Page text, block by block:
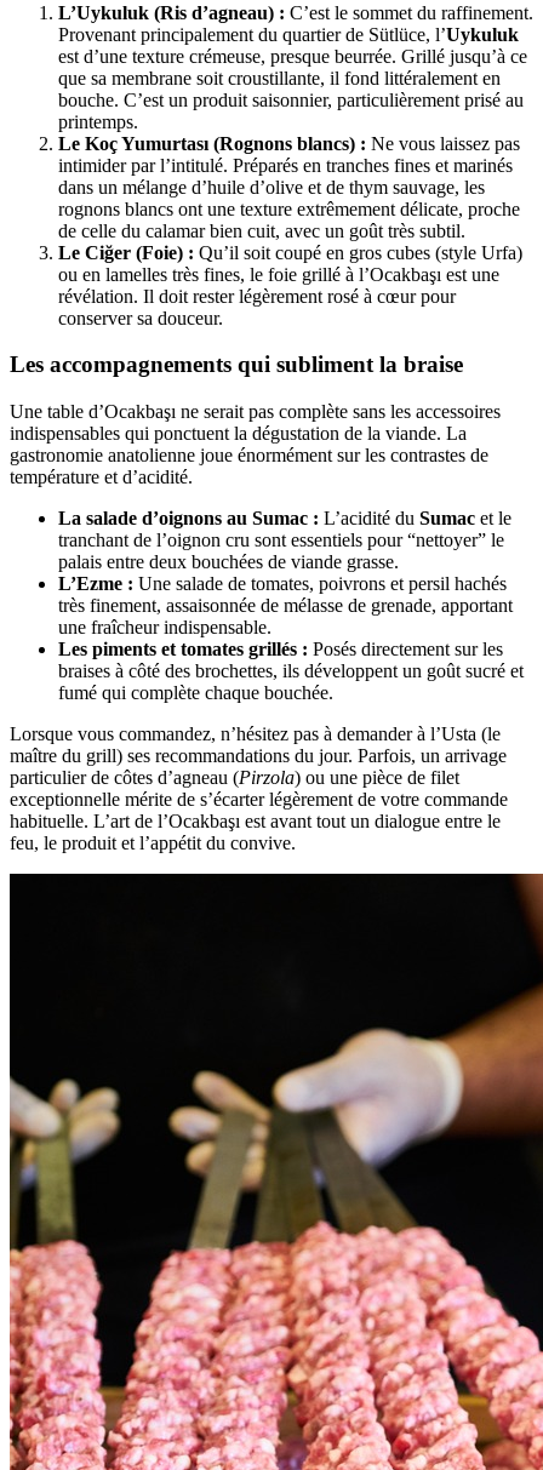
L’Uykuluk (Ris d’agneau) : C’est le sommet du raffinement.
Provenant principalement du quartier de Sütlüce, l’Uykuluk
est d’une texture crémeuse, presque beurrée. Grillé jusqu’à ce
que sa membrane soit croustillante, il fond littéralement en
bouche. C’est un produit saisonnier, particulièrement prisé au
printemps.
Le Koç Yumurtası (Rognons blancs) : Ne vous laissez pas
intimider par l’intitulé. Préparés en tranches fines et marinés
dans un mélange d’huile d’olive et de thym sauvage, les
rognons blancs ont une texture extrêmement délicate, proche
de celle du calamar bien cuit, avec un goût très subtil.
Le Ciğer (Foie) : Qu’il soit coupé en gros cubes (style Urfa)
ou en lamelles très fines, le foie grillé à l’Ocakbaşı est une
révélation. Il doit rester légèrement rosé à cœur pour
conserver sa douceur.
Les accompagnements qui subliment la braise
Une table d’Ocakbaşı ne serait pas complète sans les accessoires
indispensables qui ponctuent la dégustation de la viande. La
gastronomie anatolienne joue énormément sur les contrastes de
température et d’acidité.
La salade d’oignons au Sumac : L’acidité du Sumac et le
tranchant de l’oignon cru sont essentiels pour “nettoyer” le
palais entre deux bouchées de viande grasse.
L’Ezme : Une salade de tomates, poivrons et persil hachés
très finement, assaisonnée de mélasse de grenade, apportant
une fraîcheur indispensable.
Les piments et tomates grillés : Posés directement sur les
braises à côté des brochettes, ils développent un goût sucré et
fumé qui complète chaque bouchée.
Lorsque vous commandez, n’hésitez pas à demander à l’Usta (le
maître du grill) ses recommandations du jour. Parfois, un arrivage
particulier de côtes d’agneau (Pirzola) ou une pièce de filet
exceptionnelle mérite de s’écarter légèrement de votre commande
habituelle. L’art de l’Ocakbaşı est avant tout un dialogue entre le
feu, le produit et l’appétit du convive.